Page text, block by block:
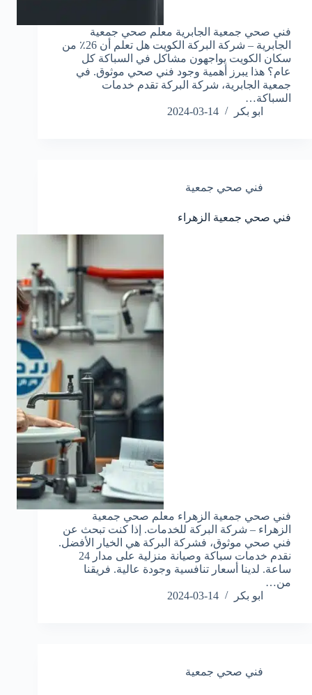
فني صحي جمعية الجابرية معلم صحي جمعية
الجابرية – شركة البركة الكويت هل تعلم أن 26٪ من
سكان الكويت يواجهون مشاكل في السباكة كل
عام؟ هذا يبرز أهمية وجود فني صحي موثوق. في
جمعية الجابرية، شركة البركة تقدم خدمات
السباكة…
ابو بكر
2024-03-14
فني صحي جمعية
فني صحي جمعية الزهراء
فني صحي جمعية الزهراء معلم صحي جمعية
الزهراء – شركة البركة للخدمات. إذا كنت تبحث عن
فني صحي موثوق، فشركة البركة هي الخيار الأفضل.
نقدم خدمات سباكة وصيانة منزلية على مدار 24
ساعة. لدينا أسعار تنافسية وجودة عالية. فريقنا
من…
ابو بكر
2024-03-14
فني صحي جمعية